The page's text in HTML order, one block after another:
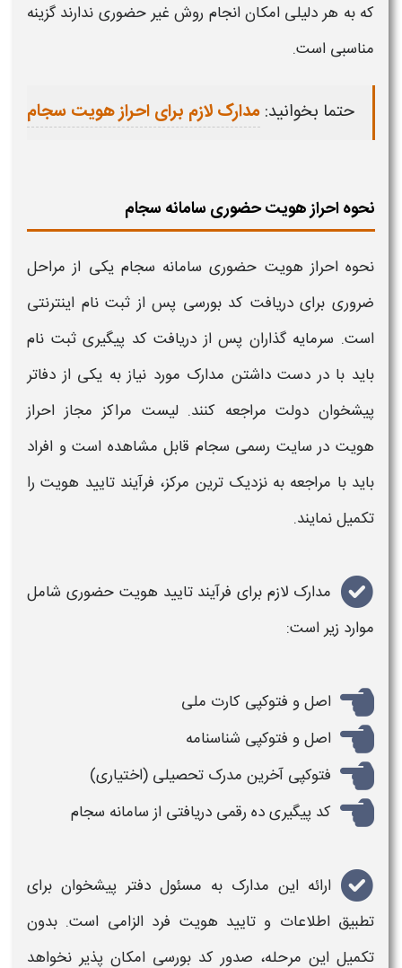
که به هر دلیلی امکان انجام روش غیر حضوری ندارند گزینه
مناسبی است.
حتما بخوانید:مدارک لازم برای احراز هویت سجام
نحوه احراز هویت حضوری سامانه سجام
نحوه احراز هویت حضوری سامانه سجامیکی از مراحل
ضروری برای دریافت کد بورسی پس از ثبت نام اینترنتی
است. سرمایه گذاران پس از دریافت کد پیگیری ثبت نام
باید با در دست داشتن مدارک مورد نیاز به یکی از دفاتر
پیشخوان دولت مراجعه کنند. لیست مراکز مجاز احراز
هویت در سایت رسمی سجام قابل مشاهده است و افراد
باید با مراجعه به نزدیک ترین مرکز، فرآیند تایید هویت را
تکمیل نمایند.
مدارک لازم برای فرآیند تایید هویتحضوری شامل
موارد زیر است:
اصل و فتوکپی کارت ملی
اصل و فتوکپی شناسنامه
فتوکپی آخرین مدرک تحصیلی (اختیاری)
کد پیگیری ده رقمی دریافتی از سامانه سجام
ارائه این مدارک به مسئول دفتر پیشخوان برای
تطبیق اطلاعات و تایید هویت فرد الزامی است. بدون
تکمیل این مرحله، صدور کد بورسی امکان پذیر نخواهد